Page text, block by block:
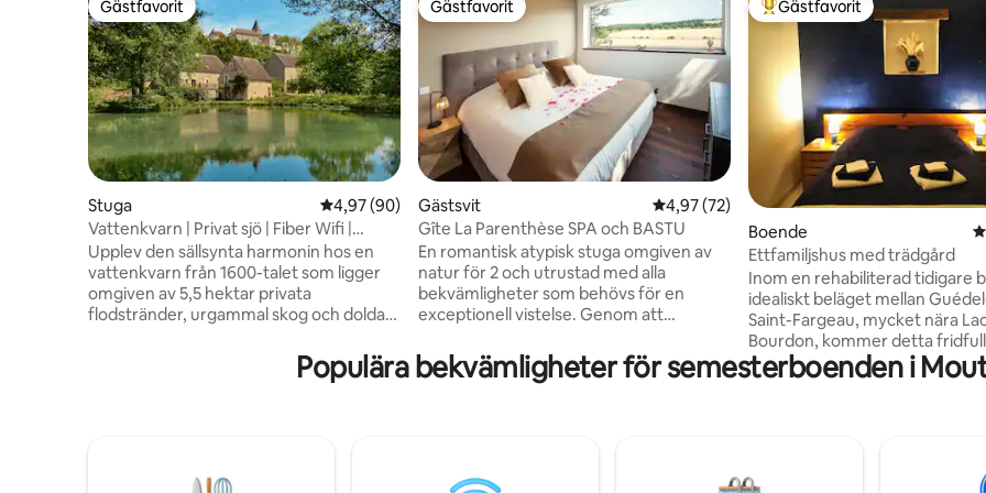
Gästfavorit
Gästfavorit
Stuga 4,97 av 5 i genomsnittligt betyg, 90 omdömen
4,97 (90)
Vattenkvarn | Privat sjö | Fiber Wifi |
Burgund
Upplev den sällsynta harmonin hos en
vattenkvarn från 1600-talet som ligger
omgiven av 5,5 hektar privata
flodstränder, urgammal skog och dolda
för dem som söker lugn och ro, där det
mjuka ljudet av vattnet ersätter världens
golvvärme och höghastighetsinternet
Gästfavorit
Gästfavorit
Gästsvit 4,97 av 5 i genomsnittligt betyg, 72
4,97 (72)
Gîte La Parenthèse SPA och BASTU
En romantisk atypisk stuga omgiven av
natur för 2 och utrustad med alla
bekvämligheter som behövs för en
exceptionell vistelse. Genom att
kommer denna varma och avslappnade
plats att förföra dig både för dess
vilsam natur. Tveka inte!!! Pausen väntar
Populär gästfavorit
Gästfavorit
Boende
Ettfamiljshus med trädgård
Inom en rehabiliterad tidigare
idealiskt beläget mellan
Saint-Fargeau, mycket nära
Bourdon, kommer detta
att erbjuda dig en
hela familjen. Boendet har en bred
Boendet består av en entré
garderob, ett fullt utrustat
Populära bekvämligheter för semesterboenden i